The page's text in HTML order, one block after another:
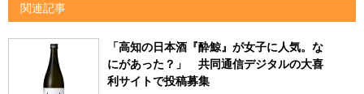
関連記事
「高知の日本酒『酔鯨』が女子に人気。な
にがあった？」 共同通信デジタルの大喜
利サイトで投稿募集